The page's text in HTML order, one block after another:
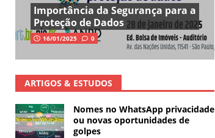
Importância da Segurança para a
Proteção de Dados
16/01/2025 0
ARTIGOS & ESTUDOS
Nomes no WhatsApp privacidade
ou novas oportunidades de
golpes